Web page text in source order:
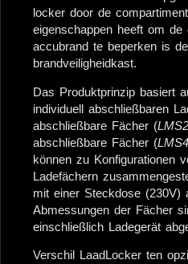
locker door de
eigenschappen heeft om de
accubrand te beperken is
brandveiligheidkast.
Das Produktprinzip basiert
individuell abschließbaren
abschließbare Fächer (LMS2
abschließbare Fächer (LMS4
können zu Konfigurationen
Ladefächern
mit einer Steckdose (230V)
Abmessungen der Fächer
einschließlich Ladegerät
Verschil LaadLocker ten